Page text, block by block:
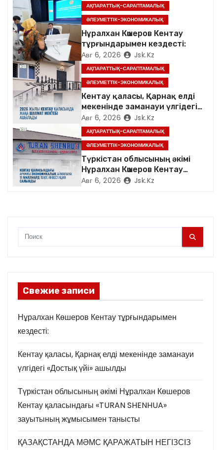
п
о
з
а
п
и
с
я
м
АҚПАРАТТЫҚ-САРАПТАМАЛЫҚ
ӘЛЕУМЕТТІК-ЭКОНОМИКАЛЫҚ
Нұралхан Көшеров Кентау
тұрғындарымен кездесті:
Авг 6, 2026 Jsk.kz
АҚПАРАТТЫҚ-САРАПТАМАЛЫҚ
ӘЛЕУМЕТТІК-ЭКОНОМИКАЛЫҚ
Кентау қаласы, Қарнақ елді
мекенінде заманауи үлгідегі
«Достық үйі» ашылды
Авг 6, 2026 Jsk.kz
АҚПАРАТТЫҚ-САРАПТАМАЛЫҚ
ӘЛЕУМЕТТІК-ЭКОНОМИКАЛЫҚ
Түркістан облысының әкімі
Нұралхан Көшеров Кентау
қаласындағы «TURAN
Авг 6, 2026 Jsk.kz
Свежие записи
Нұралхан Көшеров Кентау тұрғындарымен
кездесті:
Кентау қаласы, Қарнақ елді мекенінде заманауи
үлгідегі «Достық үйі» ашылды
Түркістан облысының әкімі Нұралхан Көшеров
Кентау қаласындағы «TURAN SHENHUA»
зауытының жұмысымен танысты
ҚАЗАҚСТАНДА МӘМС ҚАРАЖАТЫН НЕГІЗСІЗ